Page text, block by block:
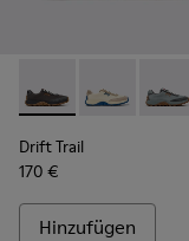
Drift Trail -Drift Trail -
Drift
Drift Trail
170 €
Hinzufügen